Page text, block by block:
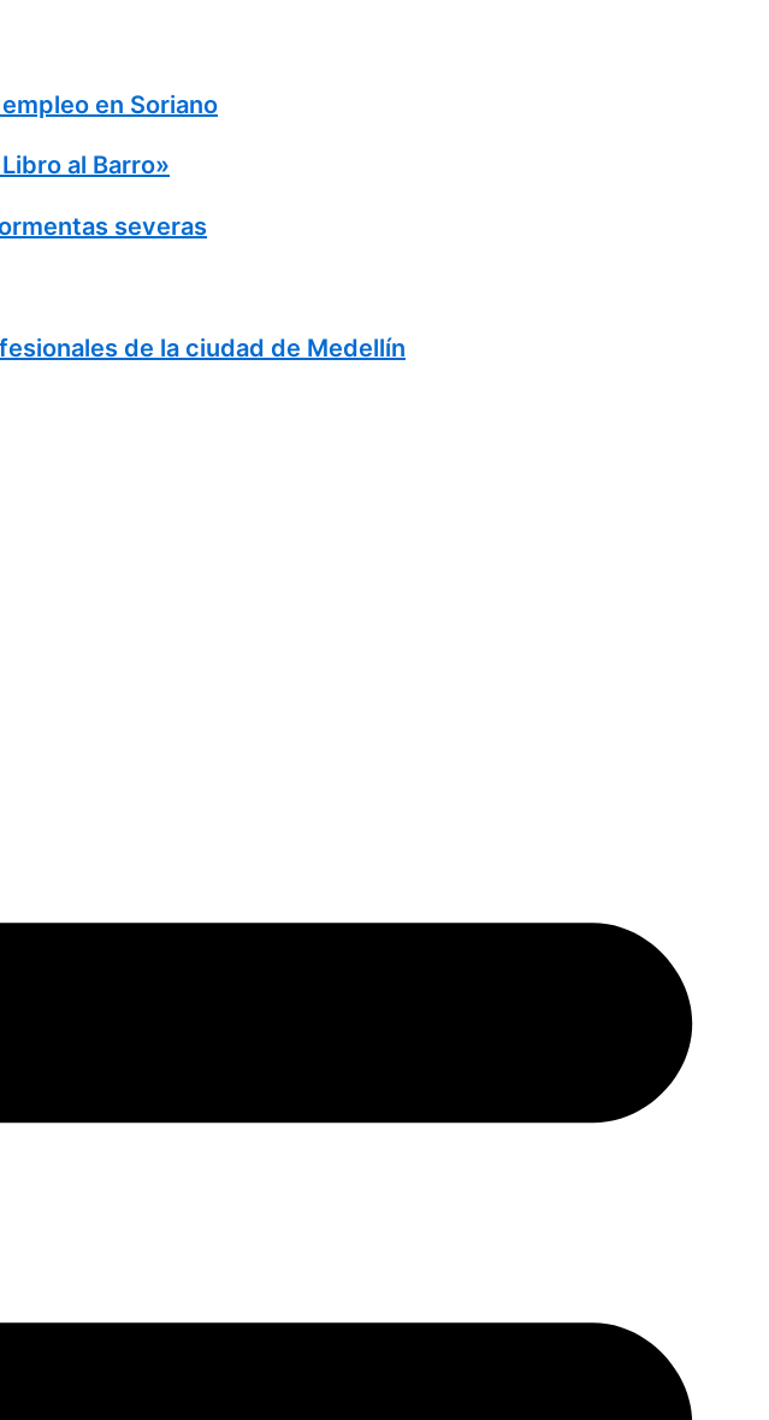
en Soriano
al Barro»
severas
de la ciudad de Medellín